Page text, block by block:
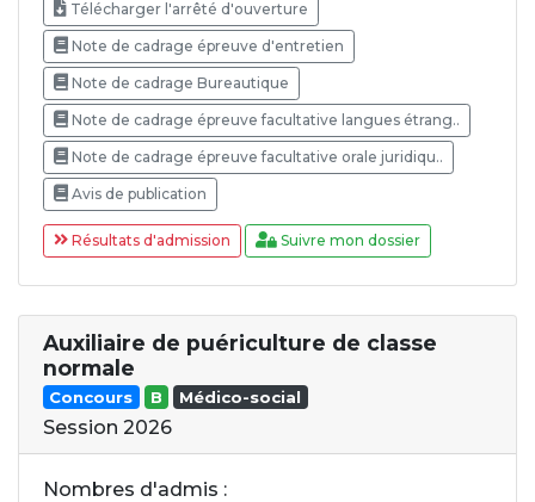
Télécharger l'arrêté d'ouverture
Note de cadrage épreuve d'entretien
Note de cadrage Bureautique
Note de cadrage épreuve facultative langues étrang..
Note de cadrage épreuve facultative orale juridiqu..
Avis de publication
Résultats d'admission Suivre mon dossier
Auxiliaire de puériculture de classe
normale
Concours B Médico-social
Session 2026
Nombres d'admis :